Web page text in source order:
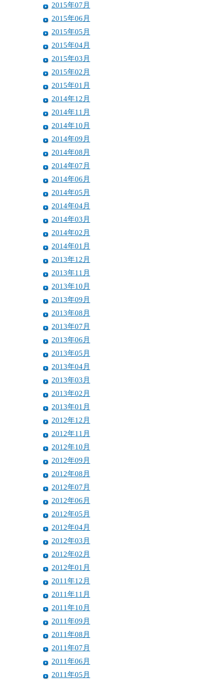
2015年07月
2015年06月
2015年05月
2015年04月
2015年03月
2015年02月
2015年01月
2014年12月
2014年11月
2014年10月
2014年09月
2014年08月
2014年07月
2014年06月
2014年05月
2014年04月
2014年03月
2014年02月
2014年01月
2013年12月
2013年11月
2013年10月
2013年09月
2013年08月
2013年07月
2013年06月
2013年05月
2013年04月
2013年03月
2013年02月
2013年01月
2012年12月
2012年11月
2012年10月
2012年09月
2012年08月
2012年07月
2012年06月
2012年05月
2012年04月
2012年03月
2012年02月
2012年01月
2011年12月
2011年11月
2011年10月
2011年09月
2011年08月
2011年07月
2011年06月
2011年05月